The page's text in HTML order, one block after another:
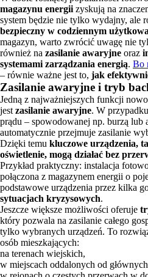
magazynu energii zyskują na
system będzie nie tylko wydajny, ale
bezpieczny w codziennym
magazyn, warto zwrócić uwagę nie
również na zasilanie awaryjne oraz
systemami zarządzania energią. Bo
– równie ważne jest to, jak
Zasilanie awaryjne i tryb
Jedną z najważniejszych funkcji
jest zasilanie awaryjne. W
prądu – spowodowanej np. burzą lub
automatycznie przejmuje zasilanie
Dzięki temu kluczowe urządzenia,
oświetlenie, mogą działać bez
Przykład praktyczny: instalacja
połączona z magazynem energii o
podstawowe urządzenia przez kilka
sytuacjach kryzysowych.
Jeszcze większe możliwości oferuje
który pozwala na zasilanie całego
tylko wybranych urządzeń. To
osób mieszkających:
na terenach wiejskich,
w miejscach oddalonych od